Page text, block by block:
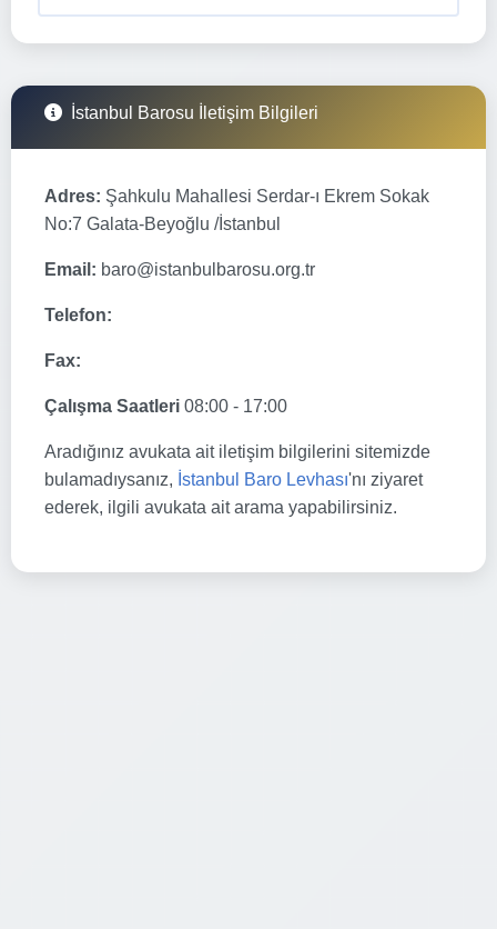
İstanbul Barosu İletişim Bilgileri
Adres: Şahkulu Mahallesi Serdar-ı Ekrem Sokak
No:7 Galata-Beyoğlu /İstanbul
Email: baro@istanbulbarosu.org.tr
Telefon:
Fax:
Çalışma Saatleri 08:00 - 17:00
Aradığınız avukata ait iletişim bilgilerini sitemizde
bulamadıysanız, İstanbul Baro Levhası'nı ziyaret
ederek, ilgili avukata ait arama yapabilirsiniz.